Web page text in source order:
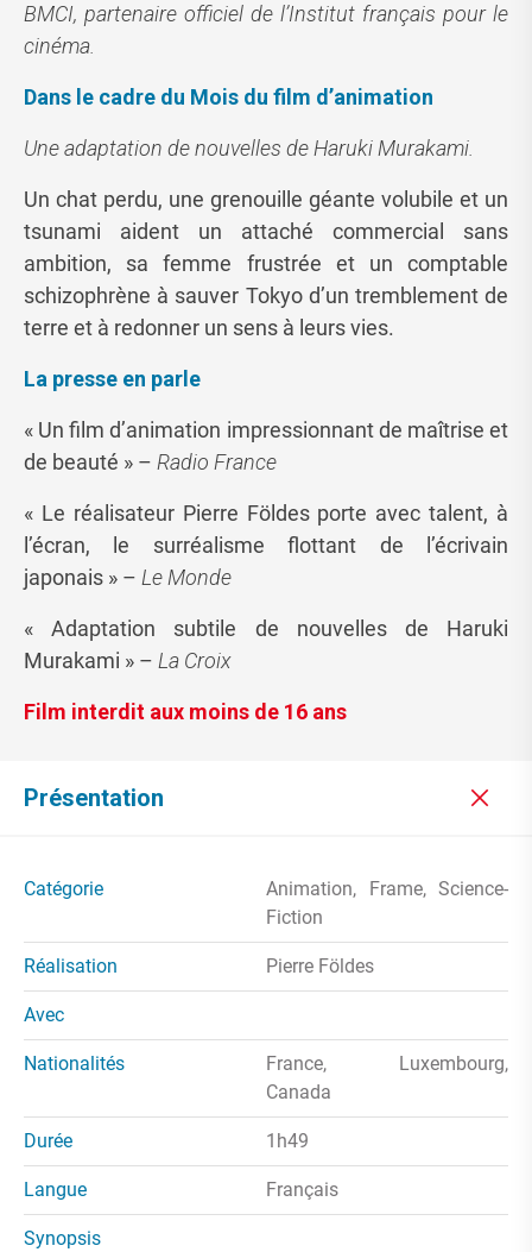
BMCI, partenaire officiel de l’Institut français pour le
cinéma.
Dans le cadre du Mois du film d’animation
Une adaptation de nouvelles de Haruki Murakami.
Un chat perdu, une grenouille géante volubile et un
tsunami aident un attaché commercial sans
ambition, sa femme frustrée et un comptable
schizophrène à sauver Tokyo d’un tremblement de
terre et à redonner un sens à leurs vies.
La presse en parle
« Un film d’animation impressionnant de maîtrise et
de beauté » – Radio France
« Le réalisateur Pierre Földes porte avec talent, à
l’écran, le surréalisme flottant de l’écrivain
japonais » – Le Monde
« Adaptation subtile de nouvelles de Haruki
Murakami » – La Croix
Film interdit aux moins de 16 ans
Présentation
Catégorie
Animation, Frame, Science-
Fiction
Réalisation Pierre Földes
Avec
Nationalités
France, Luxembourg,
Canada
Durée 1h49
Langue Français
Synopsis